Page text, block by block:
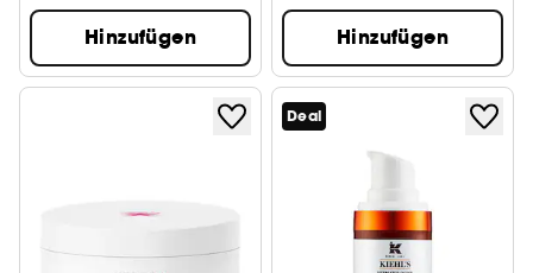
Hinzufügen Hinzufügen
Deal